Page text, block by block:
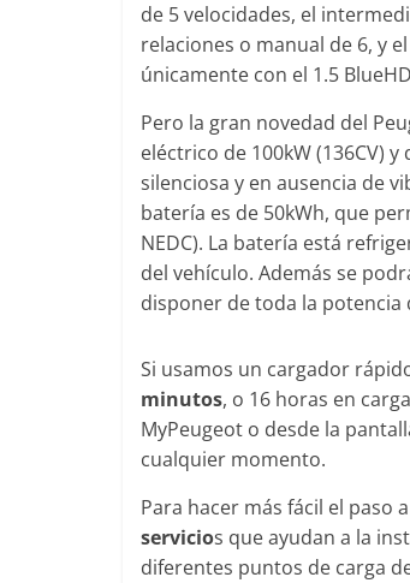
de 5 velocidades, el
relaciones o manual de 6, y
únicamente con el 1.5
Pero la gran novedad del
eléctrico de 100kW (136CV)
silenciosa y en ausencia de
batería es de 50kWh, que
NEDC). La batería está
del vehículo. Además se
disponer de toda la potencia
Si usamos un cargador
minutos, o 16 horas en
MyPeugeot o desde la
cualquier momento.
Para hacer más fácil el paso
servicios que ayudan a la
diferentes puntos de carga